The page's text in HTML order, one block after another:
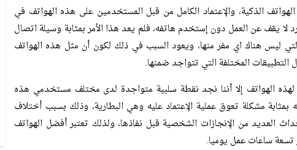
الذكية، والإعتماد الكامل من قبل المستخدمين على هذه الهواتف في
لا يقف عن العمل دون إستخدم هاتفه، فلم يعد هذا الأمر بمثابة وسيلة اتصال
التي ليس هناك اي مفر منها، ويعود السبب في ذلك لكون أن مثل هذه الهواتف
المختلفة التي تتواجد ضمنها.
لهذه الهواتف إلا أننا نجد نقطة سلبية متواجدة لدى مختلف مستخدمي هذه
بمثابة مشكلة تعوق عملية الإعتماد عليه وهي البطارية، وذلك بسبب أختلاف
العديد من الإنجازات الشخصية قبل نفاذها، ولذلك تعتبر أفضل الهواتف
تسعة ساعات عمل يوميا.